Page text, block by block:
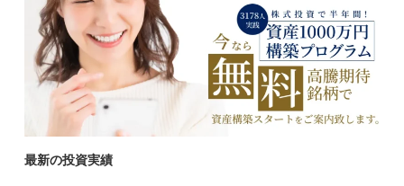
最新の投資実績